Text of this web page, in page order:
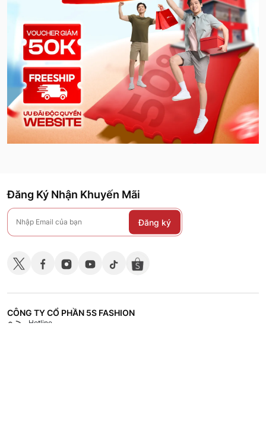
Đăng Ký Nhận Khuyến Mãi
Đăng ký
CÔNG TY CỔ PHẦN 5S FASHION
Hotline